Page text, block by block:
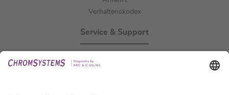
Verhaltenskodex
Service & Support